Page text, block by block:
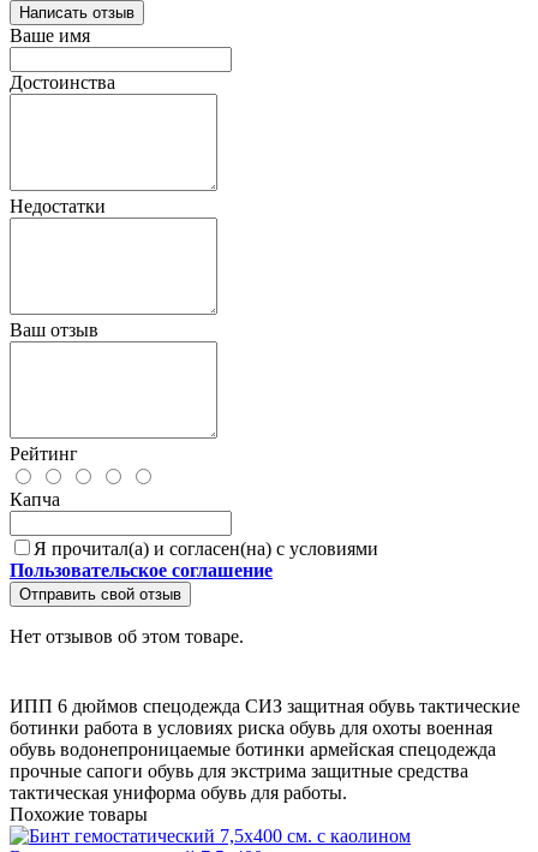
Написать отзыв
Ваше имя
Достоинства
Недостатки
Ваш отзыв
Рейтинг
Капча
Я прочитал(а) и согласен(на) с условиями
Пользовательское соглашение
Отправить свой отзыв
Нет отзывов об этом товаре.
ИПП 6 дюймов спецодежда СИЗ защитная обувь тактические
ботинки работа в условиях риска обувь для охоты военная
обувь водонепроницаемые ботинки армейская спецодежда
прочные сапоги обувь для экстрима защитные средства
тактическая униформа обувь для работы.
Похожие товары